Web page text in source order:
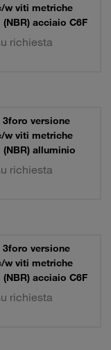
w viti metriche
acciaio C6F
richiesta
versione
w viti metriche
alluminio
richiesta
versione
w viti metriche
acciaio C6F
richiesta